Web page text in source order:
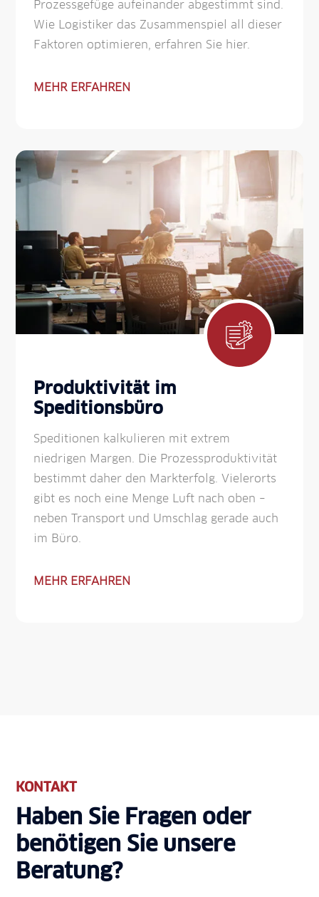
Prozess­gefüge auf­ein­ander ab­ge­stimmt sind.
Wie Logistiker das Zusammen­spiel all dieser
Faktoren optimieren, erfahren Sie hier.
MEHR ERFAHREN
Produktivität im
Speditionsbüro
Speditionen kalkulieren mit extrem
niedrigen Margen. Die Prozess­produktivität
bestimmt daher den Markt­erfolg. Vieler­orts
gibt es noch eine Menge Luft nach oben –
neben Transport und Um­schlag gerade auch
im Büro.
MEHR ERFAHREN
KONTAKT
Haben Sie Fragen oder
benötigen Sie unsere
Beratung?